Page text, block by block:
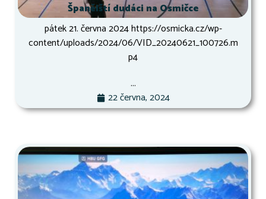
Španělští dudáci na Osmičce
pátek 21. června 2024 https://osmicka.cz/wp-
content/uploads/2024/06/VID_20240621_100726.m
p4
...
22 června, 2024